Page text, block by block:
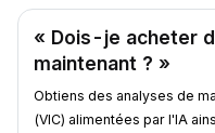
« Dois-je acheter
maintenant ? »
Obtiens des analyses de
(VIC) alimentées par l'IA